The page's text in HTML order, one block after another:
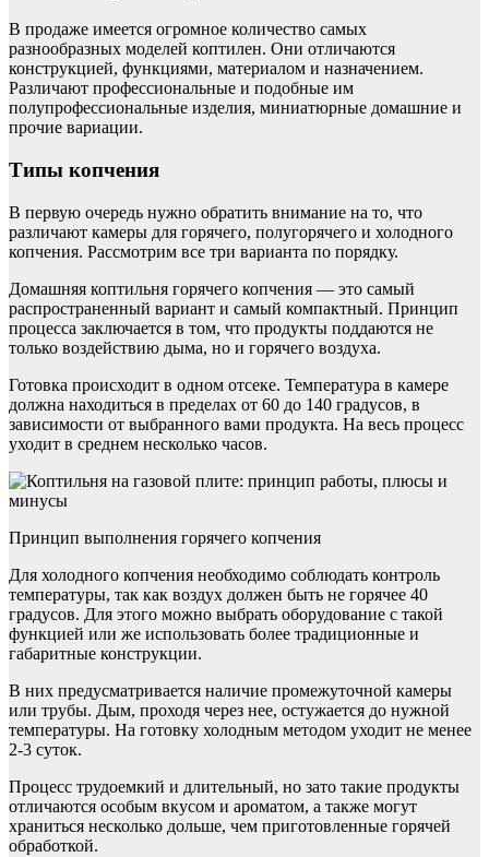
В продаже имеется огромное количество самых
разнообразных моделей коптилен. Они отличаются
конструкцией, функциями, материалом и назначением.
Различают профессиональные и подобные им
полупрофессиональные изделия, миниатюрные домашние и
прочие вариации.
Типы копчения
В первую очередь нужно обратить внимание на то, что
различают камеры для горячего, полугорячего и холодного
копчения. Рассмотрим все три варианта по порядку.
Домашняя коптильня горячего копчения — это самый
распространенный вариант и самый компактный. Принцип
процесса заключается в том, что продукты поддаются не
только воздействию дыма, но и горячего воздуха.
Готовка происходит в одном отсеке. Температура в камере
должна находиться в пределах от 60 до 140 градусов, в
зависимости от выбранного вами продукта. На весь процесс
уходит в среднем несколько часов.
Принцип выполнения горячего копчения
Для холодного копчения необходимо соблюдать контроль
температуры, так как воздух должен быть не горячее 40
градусов. Для этого можно выбрать оборудование с такой
функцией или же использовать более традиционные и
габаритные конструкции.
В них предусматривается наличие промежуточной камеры
или трубы. Дым, проходя через нее, остужается до нужной
температуры. На готовку холодным методом уходит не менее
2-3 суток.
Процесс трудоемкий и длительный, но зато такие продукты
отличаются особым вкусом и ароматом, а также могут
храниться несколько дольше, чем приготовленные горячей
обработкой.